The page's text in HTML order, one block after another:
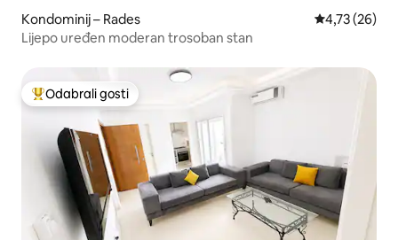
Kondominij – Rades Prosječna
4,73 (26)
Lijepo uređen moderan trosoban stan
Među najviše rangiranima s oznakom „Odabrali gosti”
Odabrali gosti